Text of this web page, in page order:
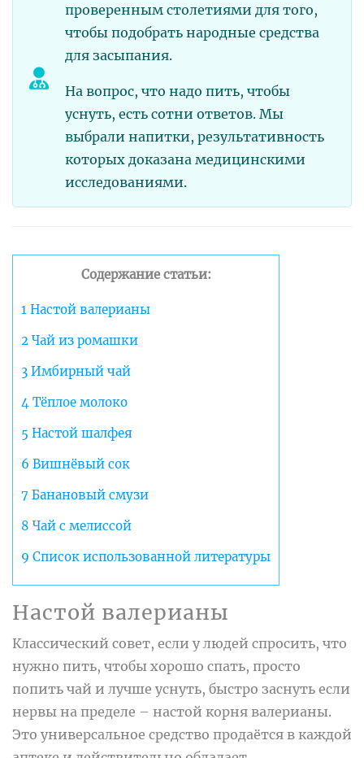
проверенным столетиями для того,
чтобы подобрать народные средства
для засыпания.
На вопрос, что надо пить, чтобы
уснуть, есть сотни ответов. Мы
выбрали напитки, результативность
которых доказана медицинскими
исследованиями.
Содержание статьи:
1 Настой валерианы
2 Чай из ромашки
3 Имбирный чай
4 Тёплое молоко
5 Настой шалфея
6 Вишнёвый сок
7 Банановый смузи
8 Чай с мелиссой
9 Список использованной литературы
Настой валерианы
Классический совет, если у людей спросить, что
нужно пить, чтобы хорошо спать, просто
попить чай и лучше уснуть, быстро заснуть если
нервы на пределе – настой корня валерианы.
Это универсальное средство продаётся в каждой